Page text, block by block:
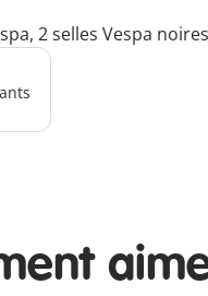
2 selles Vespa